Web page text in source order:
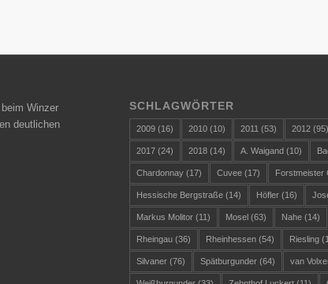
Winzer
deutlichen
SCHLAGWÖRTER
2009 (16) 2010 (10) 2011 (53) 2012 (95)
2017 (24) 2018 (14) A. Waigand (10)
Chardonnay (17) Cuvee (17) Forstmeister
Hessische Bergstraße (14) Höfler (16)
Markus Molitor (11) Mosel (63) Nahe (14)
Rheingau (36) Rheinhessen (54) Riesling
Silvaner (76) Spätburgunder (64) van